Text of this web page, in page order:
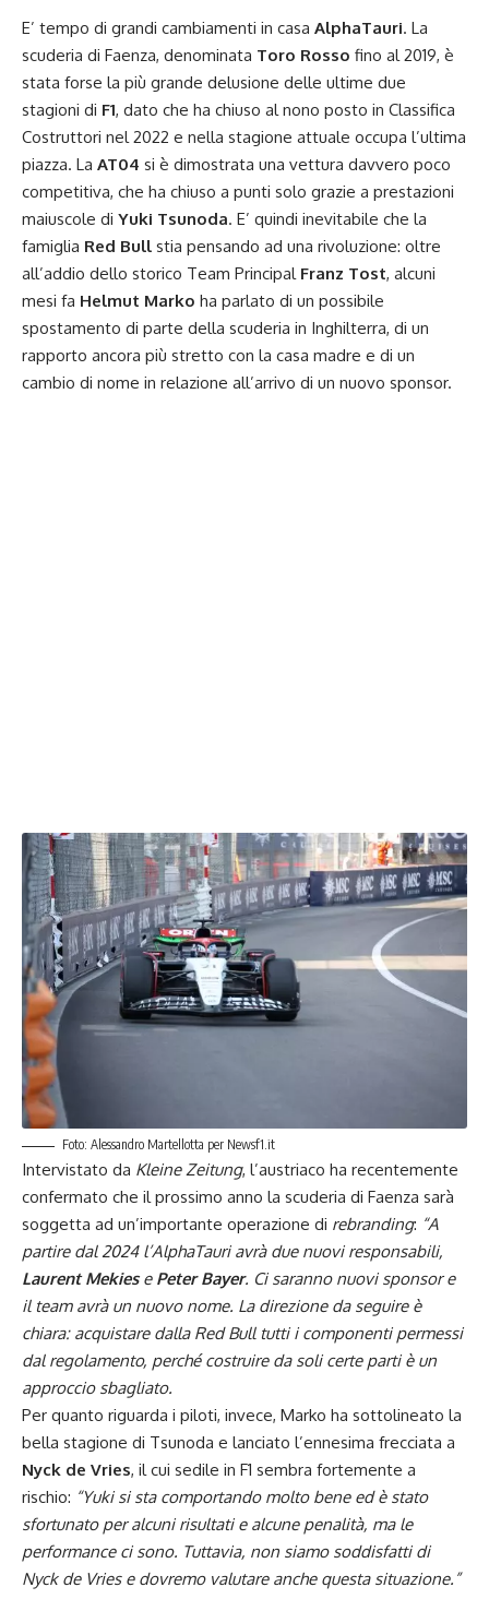
E’ tempo di grandi cambiamenti in casa AlphaTauri. La
scuderia di Faenza, denominata Toro Rosso fino al 2019, è
stata forse la più grande delusione delle ultime due
stagioni di F1, dato che ha chiuso al nono posto in Classifica
Costruttori nel 2022 e nella stagione attuale occupa l’ultima
piazza. La AT04 si è dimostrata una vettura davvero poco
competitiva, che ha chiuso a punti solo grazie a prestazioni
maiuscole di Yuki Tsunoda. E’ quindi inevitabile che la
famiglia Red Bull stia pensando ad una rivoluzione: oltre
all’addio dello storico Team Principal Franz Tost, alcuni
mesi fa Helmut Marko ha parlato di un possibile
spostamento di parte della scuderia in Inghilterra, di un
rapporto ancora più stretto con la casa madre e di un
cambio di nome in relazione all’arrivo di un nuovo sponsor.
Foto: Alessandro Martellotta per Newsf1.it
Intervistato da Kleine Zeitung, l’austriaco ha recentemente
confermato che il prossimo anno la scuderia di Faenza sarà
soggetta ad un’importante operazione di rebranding: “A
partire dal 2024l’AlphaTauri avrà due nuovi responsabili,
Laurent Mekiese Peter Bayer. Ci saranno nuovi sponsor e
il team avrà un nuovo nome. La direzione da seguire è
chiara: acquistare dalla Red Bull tutti i componenti permessi
dal regolamento, perché costruire da soli certe parti è un
approccio sbagliato.
Per quanto riguarda i piloti, invece, Marko ha sottolineato la
bella stagione di Tsunoda e lanciato l’ennesima frecciata a
Nyck de Vries, il cui sedile in F1 sembra fortemente a
rischio: “Yuki si sta comportando molto bene ed è stato
sfortunato per alcuni risultati e alcune penalità, ma le
performance ci sono. Tuttavia, non siamo soddisfatti di
Nyck de Vries e dovremo valutare anche questa situazione.”